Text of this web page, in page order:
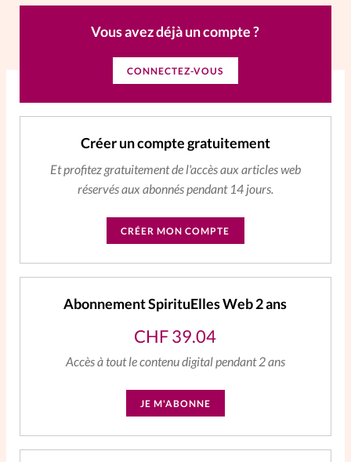
éditions
À propos
La rédaction
Mon compte
Changement d'adresse
Nous contacter
Vous avez déjà un compte ?
CONNECTEZ-VOUS
Créer un compte gratuitement
Et profitez gratuitement de l'accès aux articles web
réservés aux abonnés pendant 14 jours.
CRÉER MON COMPTE
Abonnement SpirituElles Web 2 ans
CHF39.04
Accès à tout le contenu digital pendant 2 ans
JE M'ABONNE